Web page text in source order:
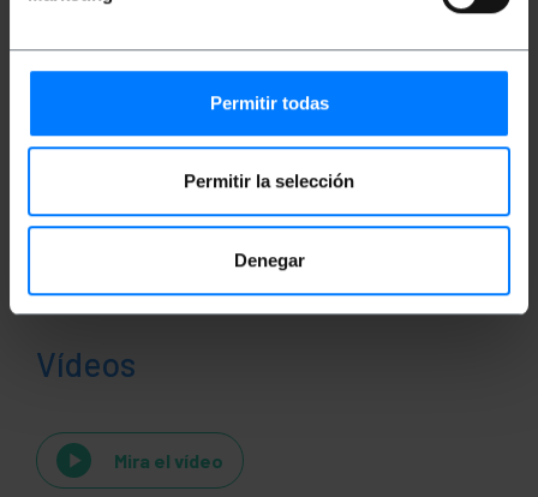
Permitir todas
Permitir la selección
Denegar
Classificació
Vídeos
Mira el vídeo